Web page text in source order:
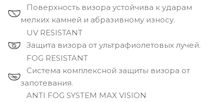
Поверхность визора устойчива к ударам
мелких камней и абразивному износу.
UV RESISTANT
Защита визора от ультрафиолетовых лучей.
FOG RESISTANT
Система комплексной защиты визора от
запотевания.
ANTI FOG SYSTEM MAX VISION